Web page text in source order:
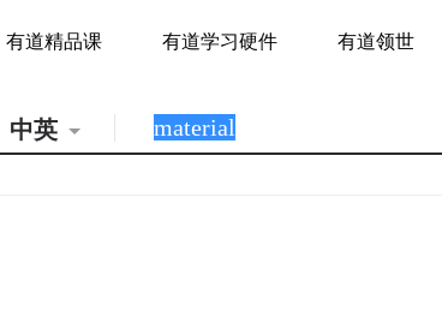
有道精品课 有道学习硬件 有道领世
中英